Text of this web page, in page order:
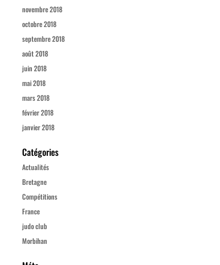
novembre 2018
octobre 2018
septembre 2018
août 2018
juin 2018
mai 2018
mars 2018
février 2018
janvier 2018
Catégories
Actualités
Bretagne
Compétitions
France
judo club
Morbihan